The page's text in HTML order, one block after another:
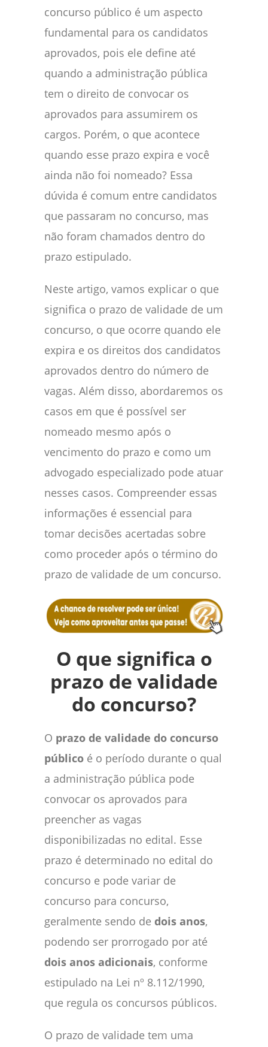
concurso público é um aspecto
fundamental para os candidatos
aprovados, pois ele define até
quando a administração pública
tem o direito de convocar os
aprovados para assumirem os
cargos. Porém, o que acontece
quando esse prazo expira e você
ainda não foi nomeado? Essa
dúvida é comum entre candidatos
que passaram no concurso, mas
não foram chamados dentro do
prazo estipulado.
Neste artigo, vamos explicar o que
significa o prazo de validade de um
concurso, o que ocorre quando ele
expira e os direitos dos candidatos
aprovados dentro do número de
vagas. Além disso, abordaremos os
casos em que é possível ser
nomeado mesmo após o
vencimento do prazo e como um
advogado especializado pode atuar
nesses casos. Compreender essas
informações é essencial para
tomar decisões acertadas sobre
como proceder após o término do
prazo de validade de um concurso.
O que significa o
prazo de validade
do concurso?
O prazo de validade do concurso
público é o período durante o qual
a administração pública pode
convocar os aprovados para
preencher as vagas
disponibilizadas no edital. Esse
prazo é determinado no edital do
concurso e pode variar de
concurso para concurso,
geralmente sendo de dois anos,
podendo ser prorrogado por até
dois anos adicionais, conforme
estipulado na Lei nº 8.112/1990,
que regula os concursos públicos.
O prazo de validade tem uma